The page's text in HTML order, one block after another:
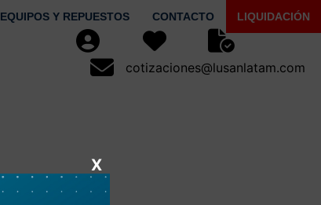
EQUIPOS Y REPUESTOS CONTACTO LIQUIDACIÓN
Usuario Favoritos
Seguimiento de
cotizaciones@lusanlatam.com
cotizaciones@lusanlatam.com
X